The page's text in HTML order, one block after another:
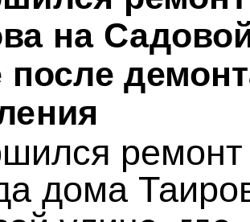
на
после
ремонт
дома